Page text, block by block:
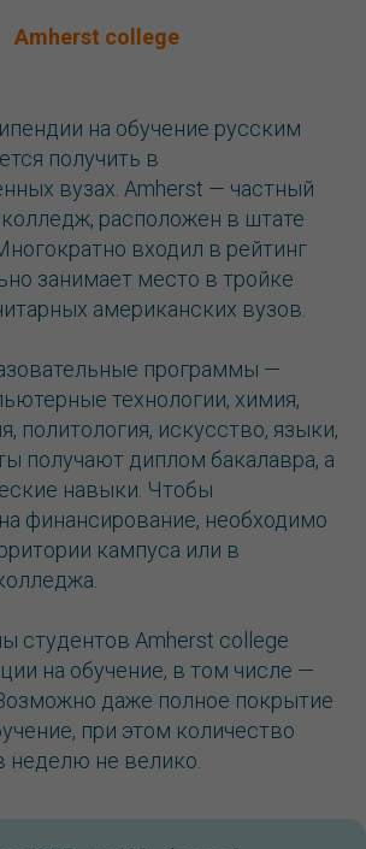
Amherst college
на обучение русским
получить в
вузах. Amherst — частный
расположен в штате
входил в рейтинг
занимает место в тройке
американских вузов.
программы —
технологии, химия,
политология, искусство, языки,
получают диплом бакалавра, а
навыки. Чтобы
финансирование, необходимо
кампуса или в
студентов Amherst college
на обучение, в том числе —
даже полное покрытие
при этом количество
неделю не велико.